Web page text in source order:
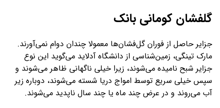
گلفشان کومانی بانک
جزایر حاصل از فوران گل‌فشان‌ها معمولا چندان دوام نمی‌آورند.
مارک تینگی، زمین‌شناسی از دانشگاه آدلاید می‌گوید این نوع
جزایر شبح نامیده می‌شوند، زیرا خیلی ناگهانی ظاهر می‌شوند و
سپس خیلی سریع توسط امواج دریا شسته می‌شوند، دوباره زیر
آب می‌روند و در عرض چند ماه یا چند سال ناپدید می‌شوند.